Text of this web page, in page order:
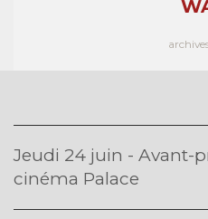
Jeudi 24 juin - Avant-
cinéma Palace